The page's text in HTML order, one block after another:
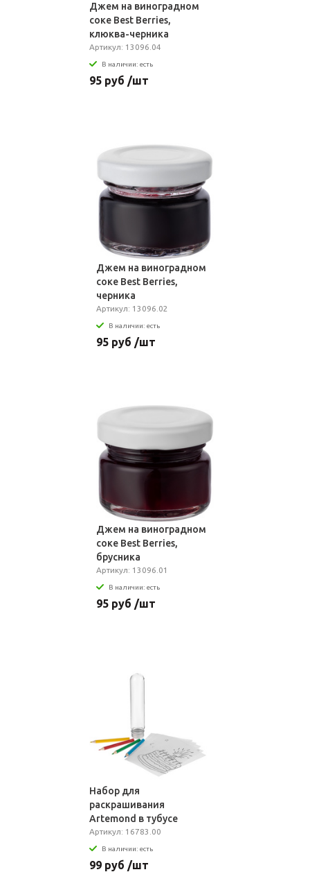
Джем на виноградном
соке Best Berries,
клюква-черника
Артикул: 13096.04
В наличии: есть
95 руб /шт
Джем на виноградном
соке Best Berries,
черника
Артикул: 13096.02
В наличии: есть
95 руб /шт
Джем на виноградном
соке Best Berries,
брусника
Артикул: 13096.01
В наличии: есть
95 руб /шт
Набор для
раскрашивания
Artemond в тубусе
Артикул: 16783.00
В наличии: есть
99 руб /шт